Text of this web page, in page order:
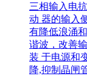
三相输入电
动 器的输入
有降低浪涌
谐波，改善
装 于电源和
降,抑制晶闸